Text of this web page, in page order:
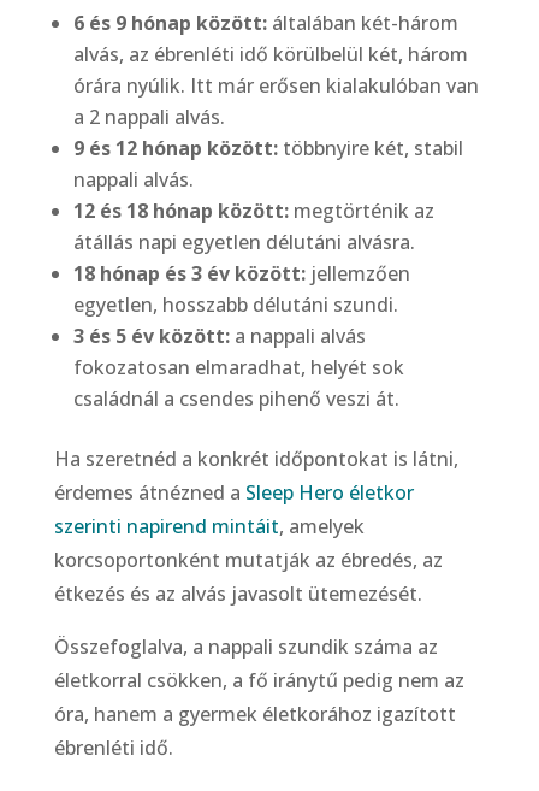
6 és 9 hónap között:általában két-három
alvás, az ébrenléti idő körülbelül két, három
órára nyúlik. Itt már erősen kialakulóban van
a 2 nappali alvás.
9 és 12 hónap között:többnyire két, stabil
nappali alvás.
12 és 18 hónap között:megtörténik az
átállás napi egyetlen délutáni alvásra.
18 hónap és 3 év között:jellemzően
egyetlen, hosszabb délutáni szundi.
3 és 5 év között:a nappali alvás
fokozatosan elmaradhat, helyét sok
családnál a csendes pihenő veszi át.
Ha szeretnéd a konkrét időpontokat is látni,
érdemes átnézned a Sleep Hero életkor
szerinti napirend mintáit, amelyek
korcsoportonként mutatják az ébredés, az
étkezés és az alvás javasolt ütemezését.
Összefoglalva, a nappali szundik száma az
életkorral csökken, a fő iránytű pedig nem az
óra, hanem a gyermek életkorához igazított
ébrenléti idő.